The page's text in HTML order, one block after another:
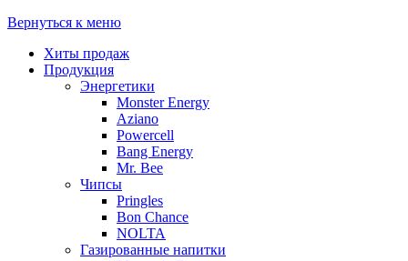
Вернуться к меню
Хиты продаж
Продукция
Энергетики
Monster Energy
Aziano
Powercell
Bang Energy
Mr. Bee
Чипсы
Pringles
Bon Chance
NOLTA
Газированные напитки